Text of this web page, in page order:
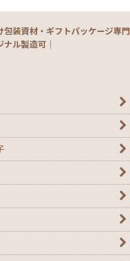
装資材・ギフトパッケージ専門
ル製造可｜